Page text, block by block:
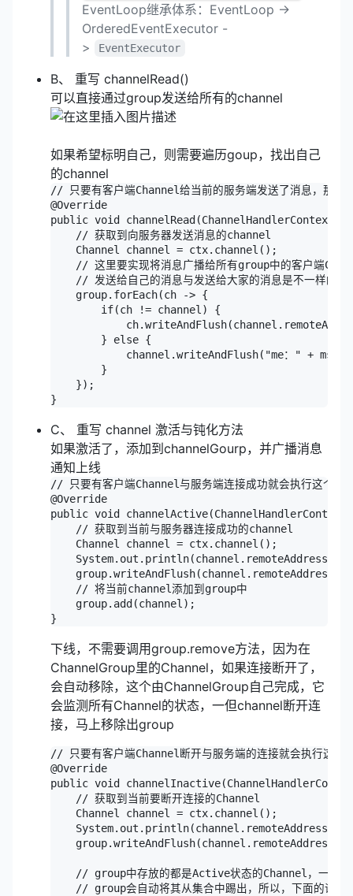
EventLoop继承体系：EventLoop ->
OrderedEventExecutor -
>
EventExecutor
B、 重写 channelRead()
可以直接通过group发送给所有的channel
如果希望标明自己，则需要遍历goup，找出自己
的channel
// 只要有客户端Channel给当前的服务端发送了消息，那么
@Override
public void channelRead(ChannelHandlerContext
    // 获取到向服务器发送消息的channel
    Channel channel = ctx.channel();
// 这里要实现将消息广播给所有group中的客户端
    // 发送给自己的消息与发送给大家的消息是不一样的
    group.forEach(ch -> {
        if(ch != channel) {
        } else {
channel.writeAndFlush("me：" + msg
        }
    });
C、 重写 channel 激活与钝化方法
如果激活了，添加到channelGourp，并广播消息
通知上线
// 只要有客户端Channel与服务端连接成功就会执行这个方
@Override
public void
    // 获取到当前与服务器连接成功的channel
    Channel channel = ctx.channel();
System.out.println(channel.remoteAddress()
group.writeAndFlush(channel.remoteAddress()
    // 将当前channel添加到group中
    group.add(channel);
下线，不需要调用group.remove方法，因为在
ChannelGroup里的Channel，如果连接断开了，
会自动移除，这个由ChannelGroup自己完成，它
会监测所有Channel的状态，一但channel断开连
接，马上移除出group
// 只要有客户端Channel断开与服务端的连接就会执行这个
@Override
public void
    // 获取到当前要断开连接的Channel
    Channel channel = ctx.channel();
System.out.println(channel.remoteAddress()
group.writeAndFlush(channel.remoteAddress()
// group中存放的都是Active状态的Channel，一旦
// group会自动将其从集合中踢出，所以，下面的语句